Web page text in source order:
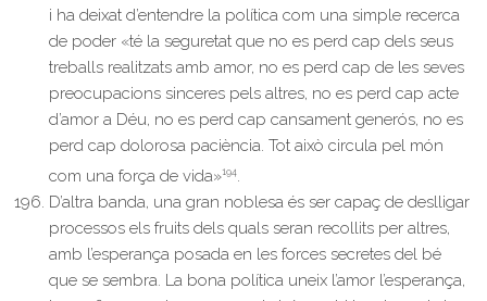
i ha deixat d’entendre la política com una simple recerca
de poder «té la seguretat que no es perd cap dels seus
treballs realitzats amb amor, no es perd cap de les seves
preocupacions sinceres pels altres, no es perd cap acte
d’amor a Déu, no es perd cap cansament generós, no es
perd cap dolorosa paciència. Tot això circula pel món
com una força de vida»194.
D’altra banda, una gran noblesa és ser capaç de deslligar
processos els fruits dels quals seran recollits per altres,
amb l’esperança posada en les forces secretes del bé
que se sembra. La bona política uneix l’amor l’esperança,